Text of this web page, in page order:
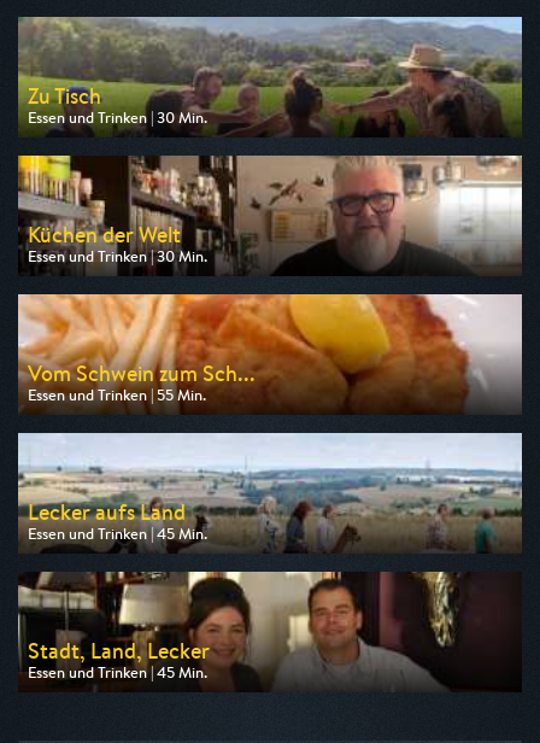
Zu Tisch
Essen und Trinken | 30 Min.
Ausgestrahlt von arte
am 09.08.2026, 18:40
Küchen der Welt
Essen und Trinken | 30 Min.
Ausgestrahlt von arte
am 10.08.2026, 11:55
Vom Schwein zum Sch...
Essen und Trinken | 55 Min.
Ausgestrahlt von WELT
am 10.08.2026, 20:15
Lecker aufs Land
Essen und Trinken | 45 Min.
Ausgestrahlt von SR Fernsehen
am 10.08.2026, 20:15
Stadt, Land, Lecker
Essen und Trinken | 45 Min.
Ausgestrahlt von ZDF neo